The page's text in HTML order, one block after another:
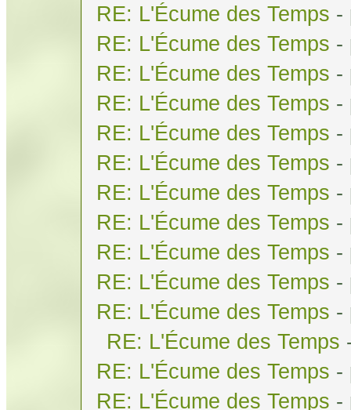
RE: L'Écume des Temps -
RE: L'Écume des Temps -
RE: L'Écume des Temps -
RE: L'Écume des Temps -
RE: L'Écume des Temps -
RE: L'Écume des Temps -
RE: L'Écume des Temps -
RE: L'Écume des Temps -
RE: L'Écume des Temps -
RE: L'Écume des Temps -
RE: L'Écume des Temps -
RE: L'Écume des Temps
RE: L'Écume des Temps -
RE: L'Écume des Temps -